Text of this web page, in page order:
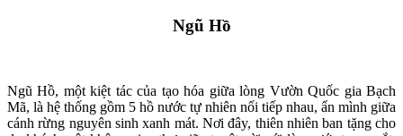
Ngũ Hồ
Ngũ Hồ, một kiệt tác của tạo hóa giữa lòng Vườn Quốc gia Bạch
Mã, là hệ thống gồm 5 hồ nước tự nhiên nối tiếp nhau, ẩn mình giữa
cánh rừng nguyên sinh xanh mát. Nơi đây, thiên nhiên ban tặng cho